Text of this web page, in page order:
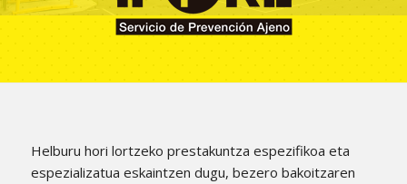
Helburu hori lortzeko prestakuntza espezifikoa eta
espezializatua eskaintzen dugu, bezero bakoitzaren